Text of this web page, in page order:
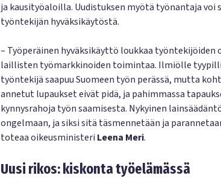
ja kausityöaloilla. Uudistuksen myötä työnantaja voi
työntekijän hyväksikäytöstä.
– Työperäinen hyväksikäyttö loukkaa työntekijöiden
laillisten työmarkkinoiden toimintaa. Ilmiölle
työntekijä saapuu Suomeen työn perässä, mutta
annetut lupaukset eivät pidä, ja pahimmassa
kynnysrahoja työn saamisesta. Nykyinen
ongelmaan, ja siksi sitä täsmennetään ja
toteaa oikeusministeri Leena Meri.
Uusi rikos: kiskonta työelämässä